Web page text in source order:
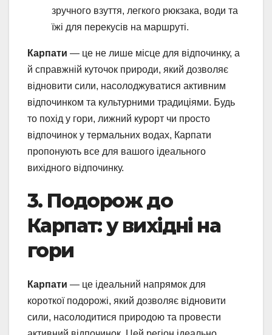
зручного взуття, легкого рюкзака, води та
їжі для перекусів на маршруті.
Карпати — це не лише місце для відпочинку, а
й справжній куточок природи, який дозволяє
відновити сили, насолоджуватися активним
відпочинком та культурними традиціями. Будь
то похід у гори, лижний курорт чи просто
відпочинок у термальних водах, Карпати
пропонують все для вашого ідеального
вихідного відпочинку.
3. Подорож до
Карпат: у вихідні на
гори
Карпати — це ідеальний напрямок для
короткої подорожі, який дозволяє відновити
сили, насолодитися природою та провести